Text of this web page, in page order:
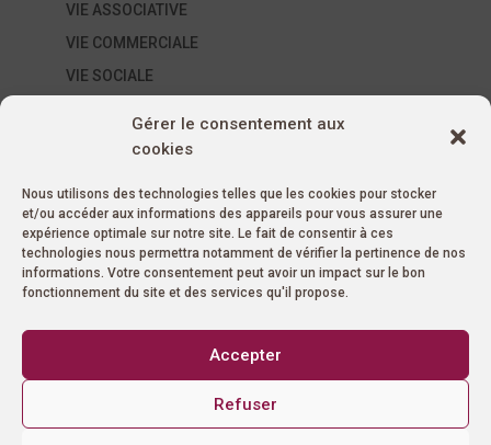
Gérer le consentement aux
cookies
Nous utilisons des technologies telles que les cookies pour stocker
et/ou accéder aux informations des appareils pour vous assurer une
expérience optimale sur notre site. Le fait de consentir à ces
technologies nous permettra notamment de vérifier la pertinence de nos
informations. Votre consentement peut avoir un impact sur le bon
fonctionnement du site et des services qu'il propose.
Accepter
Refuser
VIE ASSOCIATIVE
VIE COMMERCIALE
VIE SOCIALE
AUTRES ÉVÉNEMENTS
ÉVÉNEMENTS MUNICIPAUX
MARCHÉS
Non classé
SAISON CULTURELLE